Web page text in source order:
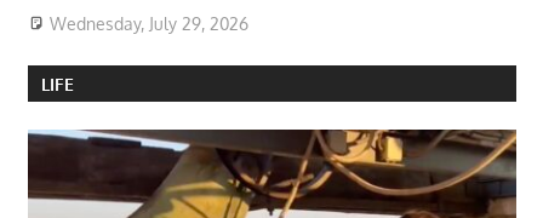
Wednesday, July 29, 2026
LIFE